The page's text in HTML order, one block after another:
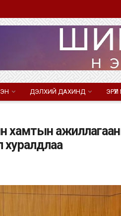
ДЭЛХИЙ ДАХИНД
хамтын
хуралдлаа